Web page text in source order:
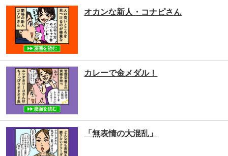
オカンな新人・コナピさん
カレーで金メダル！
「無表情の大混乱」